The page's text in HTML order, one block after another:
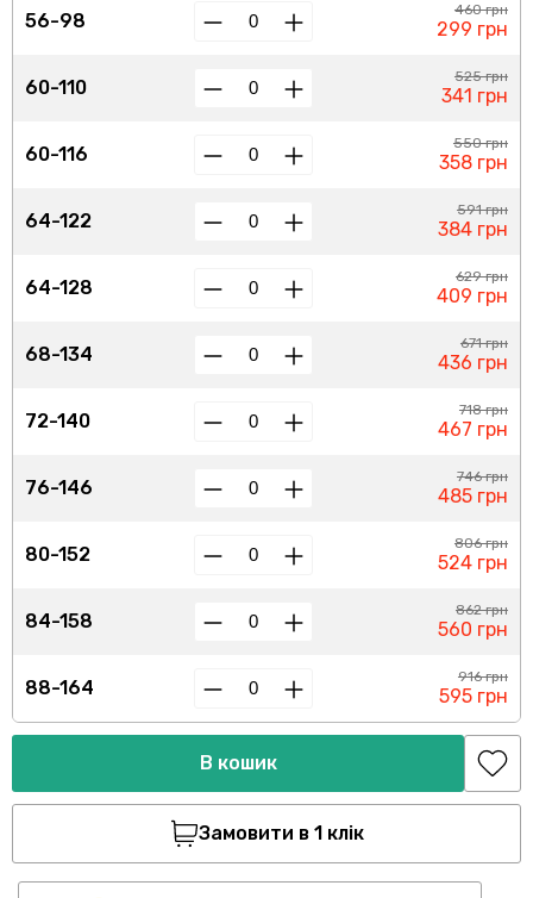
56-98
60-110
60-116
64-122
64-128
68-134
72-140
76-146
80-152
84-158
88-164
460 грн
299 грн
525 грн
341 грн
550 грн
358 грн
591 грн
384 грн
629 грн
409 грн
671 грн
436 грн
718 грн
467 грн
746 грн
485 грн
806 грн
524 грн
862 грн
560 грн
916 грн
595 грн
В кошик
Замовити в 1 клік